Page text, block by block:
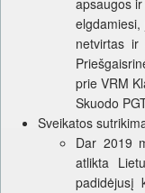
apsaugos
netvirtas ir
prie VRM
Skuodo
Sveikatos
Dar 2019
atlikta
padidėjusį